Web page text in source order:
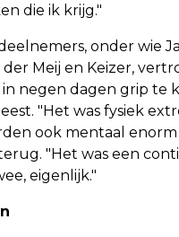
die ik krijg."
onder wie
der Meij en Keizer,
negen dagen grip te
"Het was fysiek
ook mentaal
"Het was een
eigenlijk."